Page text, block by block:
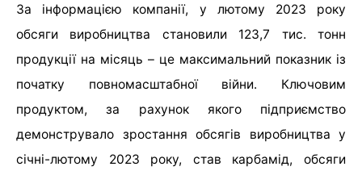
За інформацією компанії, у лютому 2023 року
обсяги виробництва становили 123,7 тис. тонн
продукції на місяць – це максимальний показник із
початку повномасштабної війни. Ключовим
продуктом, за рахунок якого підприємство
демонструвало зростання обсягів виробництва у
січні-лютому 2023 року, став карбамід, обсяги